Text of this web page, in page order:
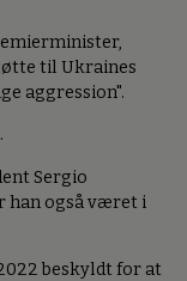
til Ukraines
aggression".
Sergio
han også været i
beskyldt for at